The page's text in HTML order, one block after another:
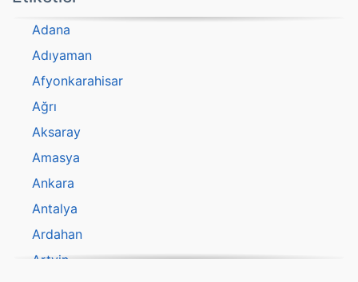
Adana
Adıyaman
Afyonkarahisar
Ağrı
Aksaray
Amasya
Ankara
Antalya
Ardahan
Artvin